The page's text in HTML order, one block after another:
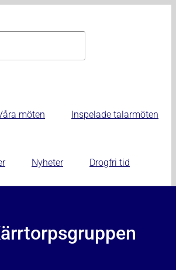
möten Inspelade talarmöten
Nyheter Drogfri tid